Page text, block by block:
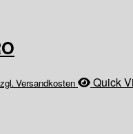
Versandkosten
Quick